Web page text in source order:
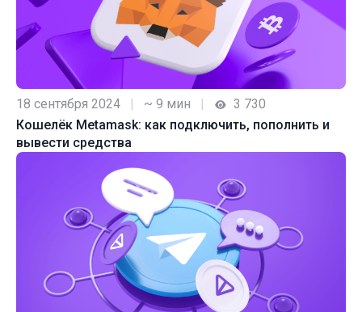
18 сентября 2024 | ~ 9 мин |
3 730
Кошелёк Metamask: как подключить, пополнить и
вывести средства